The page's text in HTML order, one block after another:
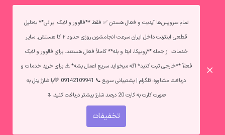
تمام سرویس‌ها آپدیت و فعال هستن ✅ فقط **فالوور و لایک ایرانی** به‌دلیل
قطعی اینترنت داخل ایران سرعت انجامشون روزی حدود ۲ کا هستش. سایر
خدمات، از جمله **روبیکا، ایتا و بله** کاملاً فعال هستند. برای فالوور و لایک
فعلاً **خارجی ثبت کنید* اگه میخواید سریع اعمال بشه* ⚠️ برای خرید خدمات و
دریافت مشاوره: تلگرام | پشتیبانی سریع 📞 09142109941 💚با شارژ پنل به
صورت کارت به کارت 20 درصد شارژ بیشتر دریافت کنید،🌷
تخفیفات